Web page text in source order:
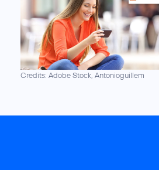
Credits: Adobe Stock, Antonioguillem